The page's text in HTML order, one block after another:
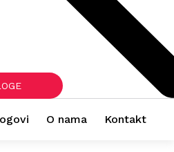
O nama Kontakt